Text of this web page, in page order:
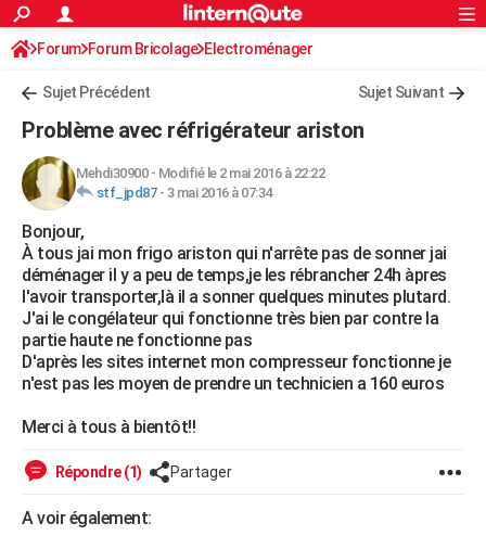
ACTUALITÉS
Politique
Société
Faits Divers
Education
Monde
Villes
+
FINANCE
Retraite
Impôts
Epargne
Immobilier
Risques naturels par ville
Banque
Assurance
Crédit
AUTO
Essais
Réserver un essai
Citadines
Berlines
SUV
Forum auto
+HIGH-TECH
Mobiles
Meilleur smartphone
Internet
Ordinateurs
Jeux vidéo
Guide high-tech
+BRICOLAGE
Forum
Aménagement intérieur
Extérieur
Cuisine
Salle de bains
Jardinage
Rangement
WEEK-END
Guides de France
Escapades
Patrimoine
Expositions
Musées
Week-end nature
LIFESTYLE
Art de vivre
Bien-être
Loisirs
ModeModes de vie
SANTE
Alimentation
Guide de la santé
Maladies
Médicaments
Sommeil
VOYAGE
Destinations
City break
Voyage nature
Voyage de noces
Forum
Climat
PHOTO
S'inscrire
Connexion
Forum Forum Bricolage Electroménager
Sujet Précédent Sujet Suivant
Problème avec réfrigérateur ariston
Mehdi30900- Modifié le 2 mai 2016 à 22:22
stf_jpd87- 3 mai 2016 à 07:34
Bonjour,
À tous jai mon frigo ariston qui n'arrête pas de sonner jai
déménager il y a peu de temps,je les rébrancher 24h àpres
l'avoir transporter,là il a sonner quelques minutes plutard.
J'ai le congélateur qui fonctionne très bien par contre la
partie haute ne fonctionne pas
D'après les sites internet mon compresseur fonctionne je
n'est pas les moyen de prendre un technicien a 160 euros
Merci à tous à bientôt!!
Répondre (1) Partager
A voir également: